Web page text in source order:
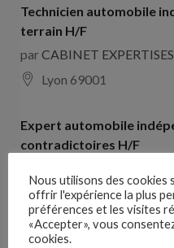
Technicien automobile
terrain H/F
parCABINET EXPERTISES
Lyon 69001
Expert automobile
contradictoires H/F
Lyon 69001
Collaborateur comptable
Nous utilisons des
offrir l'expérience la plus
préférences et les visites
«Accepter», vous
cookies.